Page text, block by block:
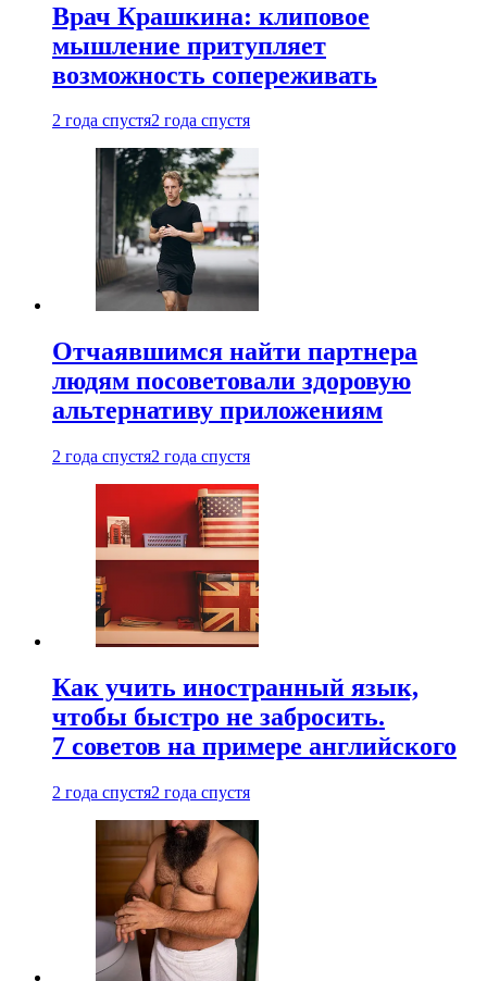
Врач Крашкина: клиповое
мышление притупляет
возможность сопереживать
2 года спустя2 года спустя
Отчаявшимся найти партнера
людям посоветовали здоровую
альтернативу приложениям
2 года спустя2 года спустя
Как учить иностранный язык,
чтобы быстро не забросить.
7 советов на примере английского
2 года спустя2 года спустя